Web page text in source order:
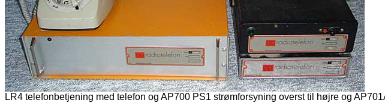
LR4 telefonbetjening med telefon og AP700 PS1 strømforsyning overst til højre og